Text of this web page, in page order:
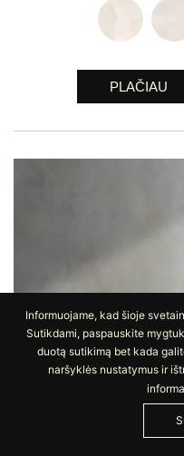
PLAČIAU
Informuojame, kad šioje
Sutikdami, paspauskite
duotą sutikimą bet kada
naršyklės nustatymus ir